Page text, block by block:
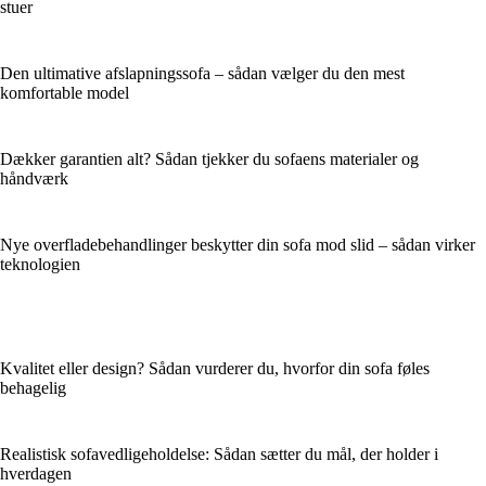
stuer
Den ultimative afslapningssofa – sådan vælger du den mest
komfortable model
Dækker garantien alt? Sådan tjekker du sofaens materialer og
håndværk
Nye overfladebehandlinger beskytter din sofa mod slid – sådan virker
teknologien
Kvalitet eller design? Sådan vurderer du, hvorfor din sofa føles
behagelig
Realistisk sofavedligeholdelse: Sådan sætter du mål, der holder i
hverdagen